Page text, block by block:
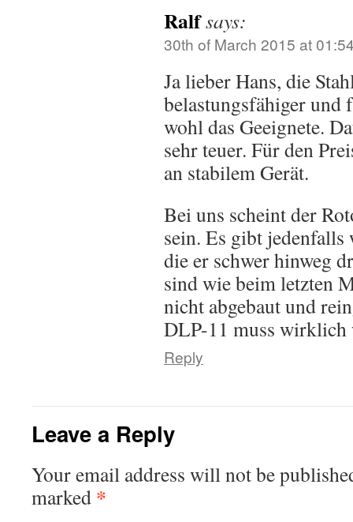
Ralfsays:
30th of March 2015 at
Ja lieber Hans, die
belastungsfähiger und
wohl das Geeignete.
sehr teuer. Für den
an stabilem Gerät.
Bei uns scheint der
sein. Es gibt jedenfalls
die er schwer hinweg
sind wie beim letzten
nicht abgebaut und
DLP-11 muss wirklich
Reply
Leave a Reply
Your email address will not be
marked *